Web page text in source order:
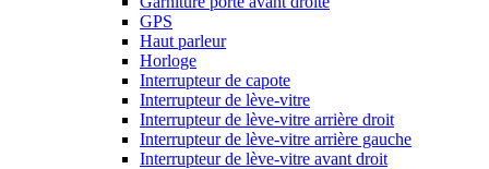
GPS
Haut parleur
Horloge
Interrupteur de capote
Interrupteur de lève-vitre
Interrupteur de lève-vitre arrière droit
Interrupteur de lève-vitre arrière gauche
Interrupteur de lève-vitre avant droit